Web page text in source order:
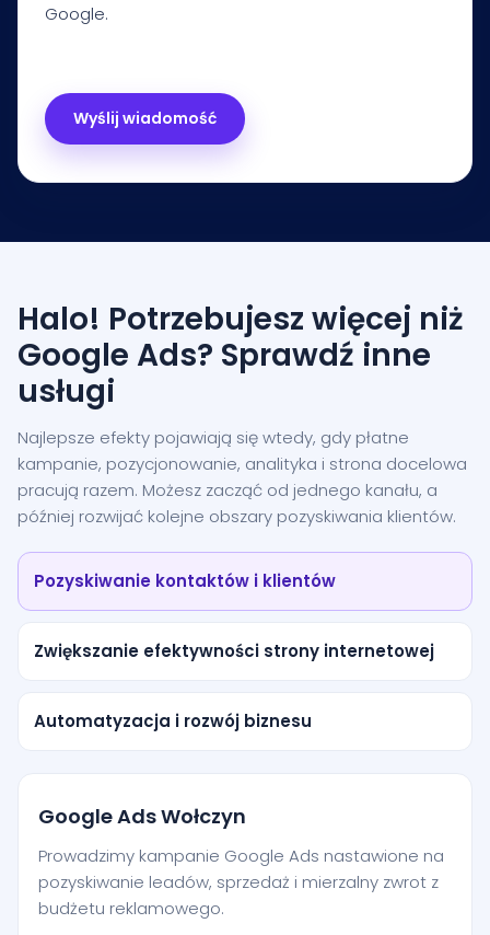
Google.
Halo! Potrzebujesz więcej niż
Google Ads? Sprawdź inne
usługi
Najlepsze efekty pojawiają się wtedy, gdy płatne
kampanie, pozycjonowanie, analityka i strona docelowa
pracują razem. Możesz zacząć od jednego kanału, a
później rozwijać kolejne obszary pozyskiwania klientów.
Pozyskiwanie kontaktów i klientów
Zwiększanie efektywności strony internetowej
Automatyzacja i rozwój biznesu
Google Ads Wołczyn
Prowadzimy kampanie Google Ads nastawione na
pozyskiwanie leadów, sprzedaż i mierzalny zwrot z
budżetu reklamowego.